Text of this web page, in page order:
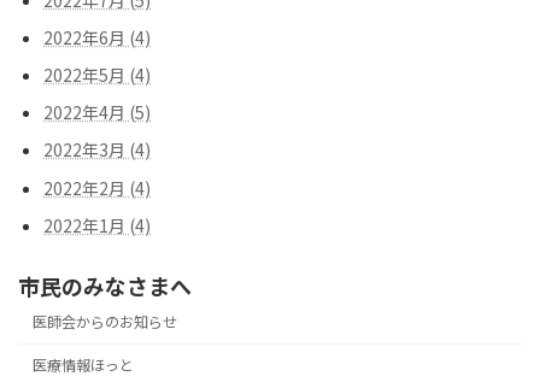
2022年6月 (4)
2022年5月 (4)
2022年4月 (5)
2022年3月 (4)
2022年2月 (4)
2022年1月 (4)
市民のみなさまへ
医師会からのお知らせ
医療情報ほっと